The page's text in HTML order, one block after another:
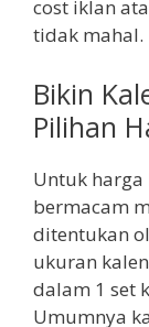
cost iklan
tidak mahal.
Bikin
Pilihan
Untuk
bermacam
ditentukan
ukuran
dalam 1 set
Umumnya